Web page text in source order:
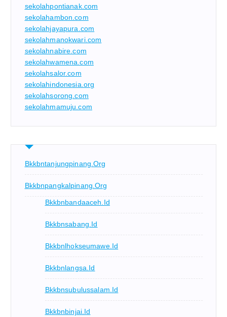
sekolahpontianak.com
sekolahambon.com
sekolahjayapura.com
sekolahmanokwari.com
sekolahnabire.com
sekolahwamena.com
sekolahsalor.com
sekolahindonesia.org
sekolahsorong.com
sekolahmamuju.com
Bkkbntanjungpinang.org
Bkkbnpangkalpinang.org
Bkkbnbandaaceh.id
Bkkbnsabang.id
Bkkbnlhokseumawe.id
Bkkbnlangsa.id
Bkkbnsubulussalam.id
Bkkbnbinjai.id